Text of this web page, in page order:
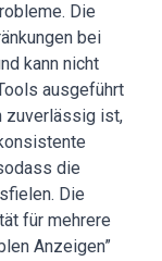
Die
bei
kann nicht
ausgeführt
zuverlässig ist,
die
Die
für mehrere
Anzeigen”